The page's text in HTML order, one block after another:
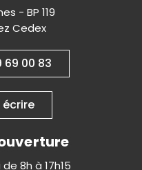
- BP 119
Cedex
69 00 83
écrire
8h à 17h15